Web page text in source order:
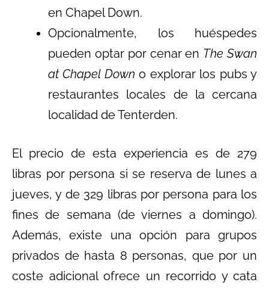
en Chapel Down.
Opcionalmente, los huéspedes
pueden optar por cenar en The Swan
at Chapel Down o explorar los pubs y
restaurantes locales de la cercana
localidad de Tenterden.
El precio de esta experiencia es de 279
libras por persona si se reserva de lunes a
jueves, y de 329 libras por persona para los
fines de semana (de viernes a domingo).
Además, existe una opción para grupos
privados de hasta 8 personas, que por un
coste adicional ofrece un recorrido y cata